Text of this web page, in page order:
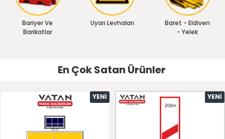
Bariyer Ve
Barikatlar
Uyarı Levhaları
Baret - Eldiven
- Yelek
En Çok Satan Ürünler
YENI YENI